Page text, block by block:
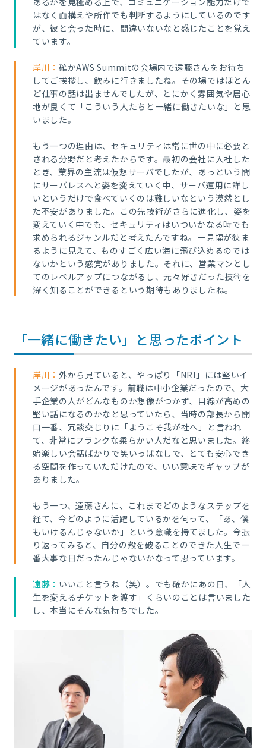
はなく面構えや所作でも判断するようにしているのです
が、彼と会った時に、間違いないなと感じたことを覚え
ています。
岸川： 確かAWS Summitの会場内で遠藤さんをお待ち
してご挨拶し、飲みに行きましたね。その場ではほとん
ど仕事の話は出ませんでしたが、とにかく雰囲気や居心
地が良くて「こういう人たちと一緒に働きたいな」と思
いました。
もう一つの理由は、セキュリティは常に世の中に必要と
される分野だと考えたからです。最初の会社に入社した
とき、業界の主流は仮想サーバでしたが、あっという間
にサーバレスへと姿を変えていく中、サーバ運用に詳し
いというだけで食べていくのは難しいなという漠然とし
た不安がありました。この先技術がさらに進化し、姿を
変えていく中でも、セキュリティはいついかなる時でも
求められるジャンルだと考えたんですね。一見幅が狭ま
るように見えて、ものすごく広い海に飛び込めるのでは
ないかという感覚がありました。それに、営業マンとし
てのレベルアップにつながるし、元々好きだった技術を
深く知ることができるという期待もありましたね。
「一緒に働きたい」と思ったポイント
岸川： 外から見ていると、やっぱり「NRI」には堅いイ
メージがあったんです。前職は中小企業だったので、大
手企業の人がどんなものか想像がつかず、目線が高めの
堅い話になるのかなと思っていたら、当時の部長から開
口一番、冗談交じりに「ようこそ我が社へ」と言われ
て、非常にフランクな柔らかい人だなと思いました。終
始楽しい会話ばかりで笑いっぱなしで、とても安心でき
る空間を作っていただけたので、いい意味でギャップが
ありました。
もう一つ、遠藤さんに、これまでどのようなステップを
経て、今どのように活躍しているかを伺って、「あ、僕
もいけるんじゃないか」という意識を持てました。今振
り返ってみると、自分の殻を破ることのできた人生で一
番大事な日だったんじゃないかなって思っています。
遠藤： いいこと言うね（笑）。でも確かにあの日、「人
生を変えるチケットを渡す」くらいのことは言いました
し、本当にそんな気持ちでした。